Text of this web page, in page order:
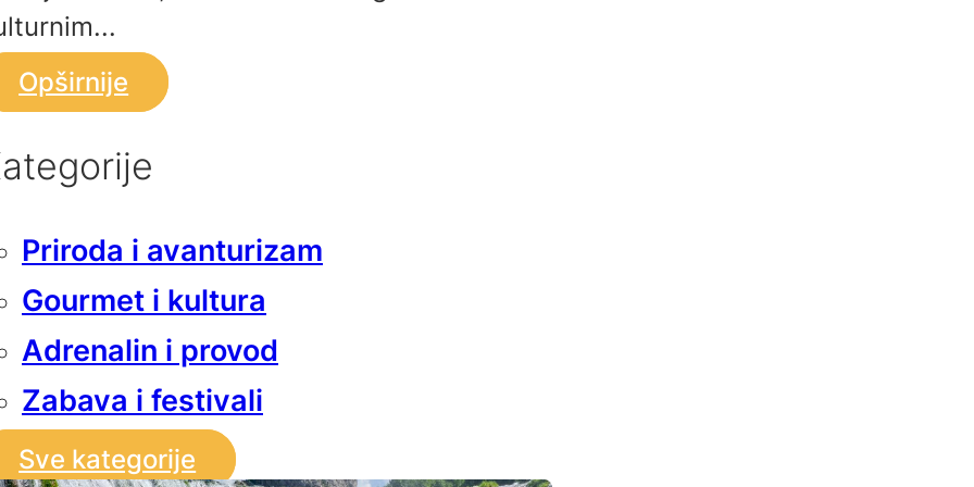
Opširnije
Priroda i avanturizam
Gourmet i kultura
Adrenalin i provod
Zabava i festivali
Sve kategorije